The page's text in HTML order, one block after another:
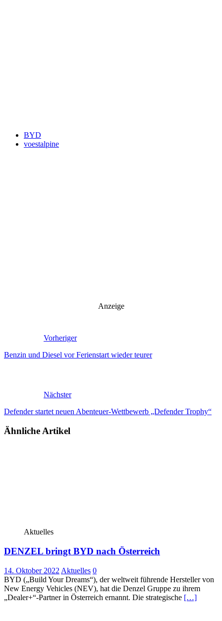
BYD
voestalpine
Anzeige
Vorheriger
Benzin und Diesel vor Ferienstart wieder teurer
Nächster
Defender startet neuen Abenteuer-Wettbewerb „Defender Trophy“
Ähnliche Artikel
Aktuelles
DENZEL bringt BYD nach Österreich
14. Oktober 2022 Aktuelles 0
BYD („Build Your Dreams“), der weltweit führende Hersteller von
New Energy Vehicles (NEV), hat die Denzel Gruppe zu ihrem
„Dealer+“-Partner in Österreich ernannt. Die strategische […]